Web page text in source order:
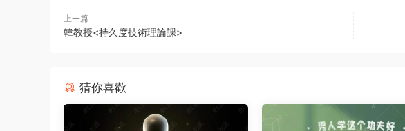
上一篇
韓教授<持久度技術理論課>
猜你喜歡